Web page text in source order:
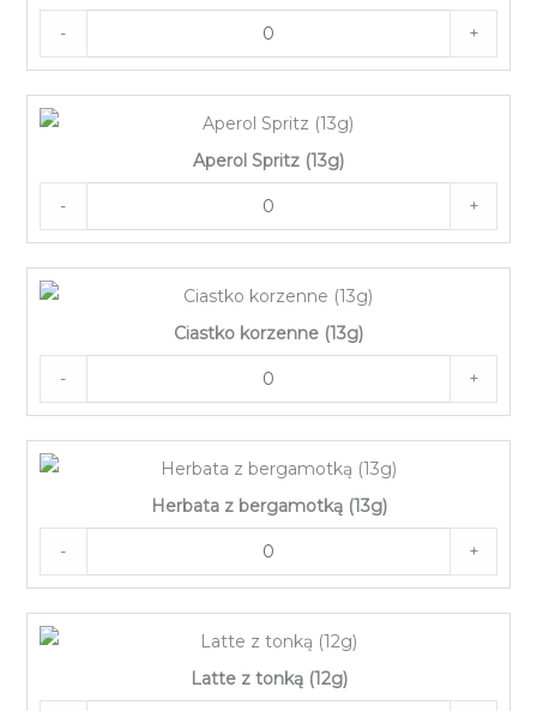
- +
Aperol Spritz (13g)
- +
Ciastko korzenne (13g)
- +
Herbata z bergamotką (13g)
- +
Latte z tonką (12g)